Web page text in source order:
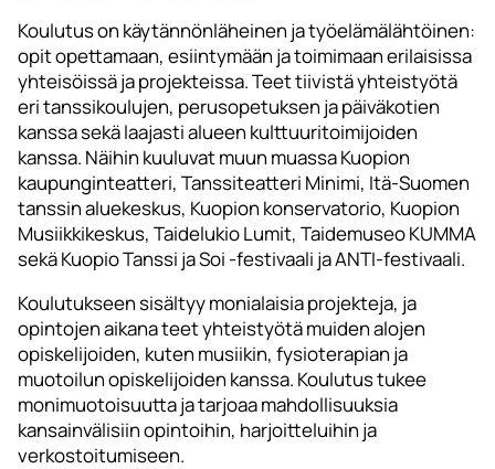
Koulutus on käytännönläheinen ja työelämälähtöinen:
opit opettamaan, esiintymään ja toimimaan erilaisissa
yhteisöissä ja projekteissa. Teet tiivistä yhteistyötä
eri tanssikoulujen, perusopetuksen ja päiväkotien
kanssa sekä laajasti alueen kulttuuritoimijoiden
kanssa. Näihin kuuluvat muun muassa Kuopion
kaupunginteatteri, Tanssiteatteri Minimi, Itä-Suomen
tanssin aluekeskus, Kuopion konservatorio, Kuopion
Musiikkikeskus, Taidelukio Lumit, Taidemuseo KUMMA
sekä Kuopio Tanssi ja Soi -festivaali ja ANTI-festivaali.
Koulutukseen sisältyy monialaisia projekteja, ja
opintojen aikana teet yhteistyötä muiden alojen
opiskelijoiden, kuten musiikin, fysioterapian ja
muotoilun opiskelijoiden kanssa. Koulutus tukee
monimuotoisuutta ja tarjoaa mahdollisuuksia
kansainvälisiin opintoihin, harjoitteluihin ja
verkostoitumiseen.